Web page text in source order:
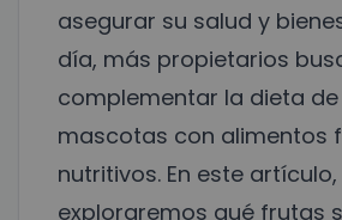
asegurar su salud y
día, más propietarios
complementar la dieta de
mascotas con alimentos
nutritivos. En este artículo,
exploraremos qué frutas